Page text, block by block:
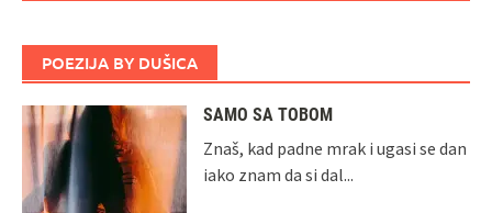
POEZIJA BY DUŠICA
SAMO SA TOBOM
Znaš, kad padne mrak i ugasi se dan
iako znam da si dal...